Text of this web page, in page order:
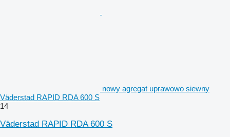
nowy agregat uprawowo siewny
Väderstad RAPID RDA 600 S
14
Väderstad RAPID RDA 600 S